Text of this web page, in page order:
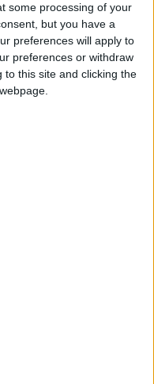
some processing of your
but you have a
preferences will apply to
preferences or withdraw
this site and clicking the
claro. Vim para cá
ouro, claro. Estava
o destino deu-me
eu esperava",
após corrida